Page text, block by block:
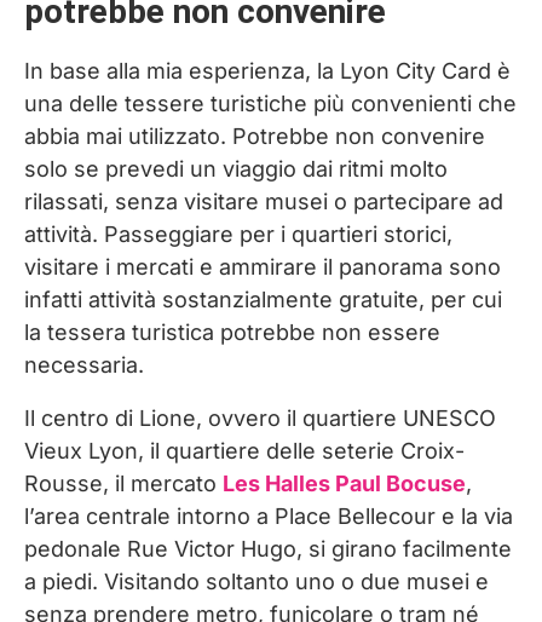
potrebbe non convenire
In base alla mia esperienza, la Lyon City Card è
una delle tessere turistiche più convenienti che
abbia mai utilizzato. Potrebbe non convenire
solo se prevedi un viaggio dai ritmi molto
rilassati, senza visitare musei o partecipare ad
attività. Passeggiare per i quartieri storici,
visitare i mercati e ammirare il panorama sono
infatti attività sostanzialmente gratuite, per cui
la tessera turistica potrebbe non essere
necessaria.
Il centro di Lione, ovvero il quartiere UNESCO
Vieux Lyon, il quartiere delle seterie Croix-
Rousse, il mercato Les Halles Paul Bocuse,
l’area centrale intorno a Place Bellecour e la via
pedonale Rue Victor Hugo, si girano facilmente
a piedi. Visitando soltanto uno o due musei e
senza prendere metro, funicolare o tram né